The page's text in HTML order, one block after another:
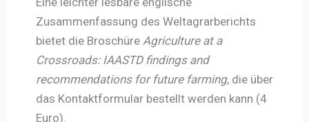
Zusammenfassung des Weltagrarberichts
bietet die BroschüreAgriculture at a
Crossroads: IAASTD findings and
recommendations for future farming, die über
das Kontaktformular bestellt werden kann (4
Euro).